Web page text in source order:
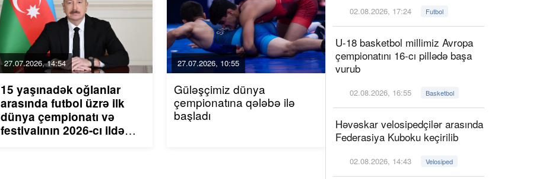
27.07.2026, 14:54
15 yaşınadək oğlanlar
arasında futbol üzrə ilk
dünya çempionatı və
festivalının 2026-cı ildə
27.07.2026, 10:55
Güləşçimiz dünya
çempionatına qələbə ilə
başladı
02.08.2026, 17:24 Futbol
U-18 basketbol millimiz Avropa
çempionatını 16-cı pillədə başa
vurub
02.08.2026, 16:55 Basketbol
Həvəskar velosipedçilər arasında
Federasiya Kuboku keçirilib
02.08.2026, 14:43 Velosiped